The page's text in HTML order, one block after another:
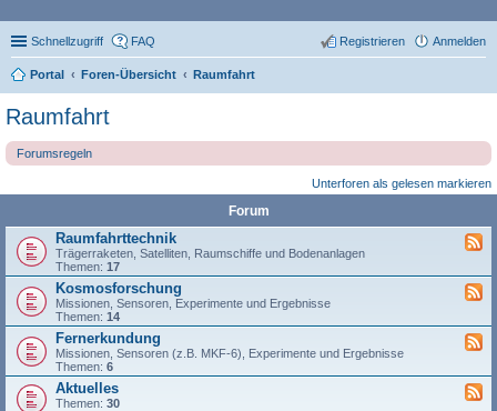
Schnellzugriff FAQ Anmelden
Registrieren
Portal Foren-Übersicht Raumfahrt
Raumfahrt
Forumsregeln
Unterforen als gelesen markieren
Forum
Raumfahrttechnik
Trägerraketen, Satelliten, Raumschiffe und Bodenanlagen
Themen: 17
Kosmosforschung
Missionen, Sensoren, Experimente und Ergebnisse
Themen: 14
Fernerkundung
Missionen, Sensoren (z.B. MKF-6), Experimente und Ergebnisse
Themen: 6
Aktuelles
Themen: 30